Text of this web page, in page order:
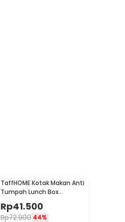
TaffHOME Kotak Makan Anti
Tumpah Lunch Box
- KT046
Rp41.500
Rp72.900 44%